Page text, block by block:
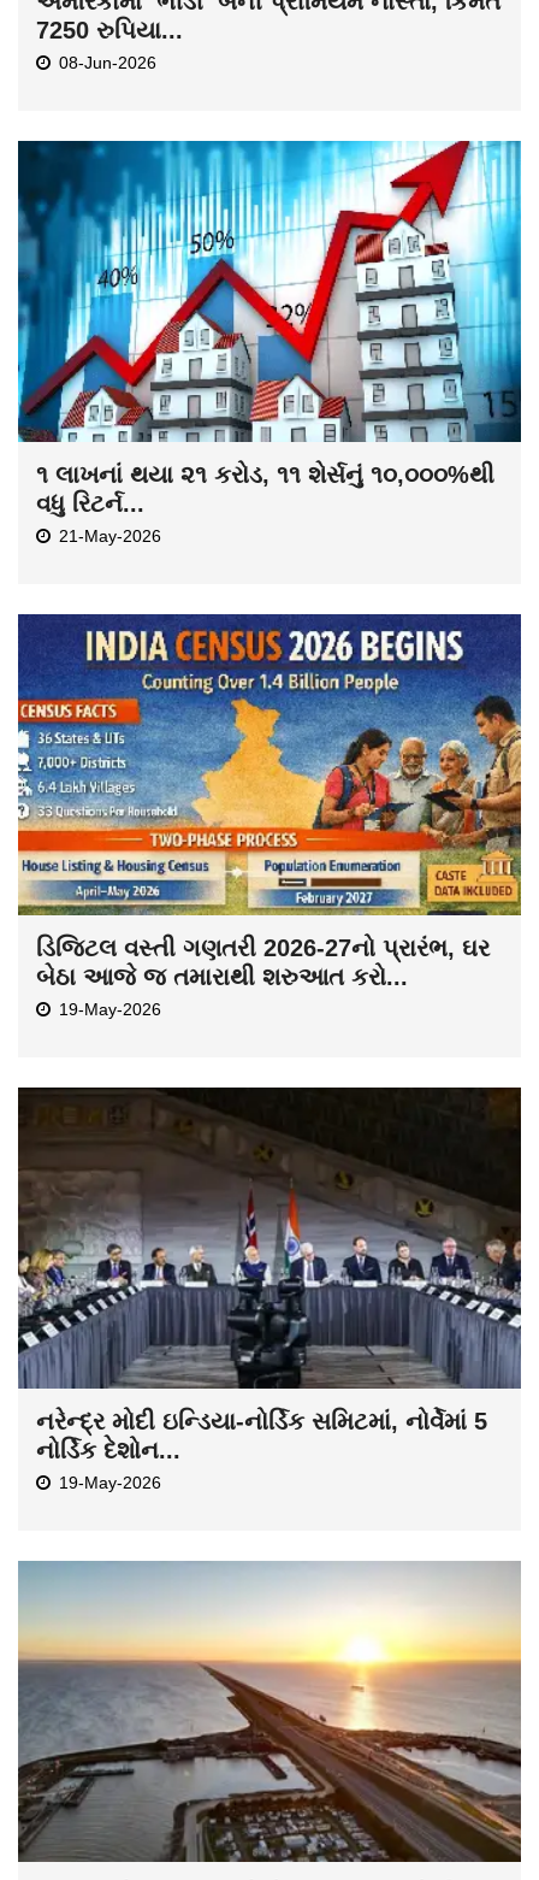
7250 રુપિયા...
08-Jun-2026
૧ લાખનાં થયા ૨૧ કરોડ, ૧૧ શેર્સનું ૧૦,૦૦૦%થી
વધુ રિટર્ન...
21-May-2026
ડિજિટલ વસ્તી ગણતરી 2026-27નો પ્રારંભ, ઘર
બેઠા આજે જ તમારાથી શરુઆત કરો...
19-May-2026
નરેન્દ્ર મોદી ઇન્ડિયા-નોર્ડિક સમિટમાં, નોર્વેમાં 5
નોર્ડિક દેશોન...
19-May-2026